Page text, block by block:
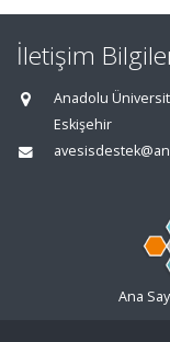
İletişim
Anadolu
Eskişehir
Ana